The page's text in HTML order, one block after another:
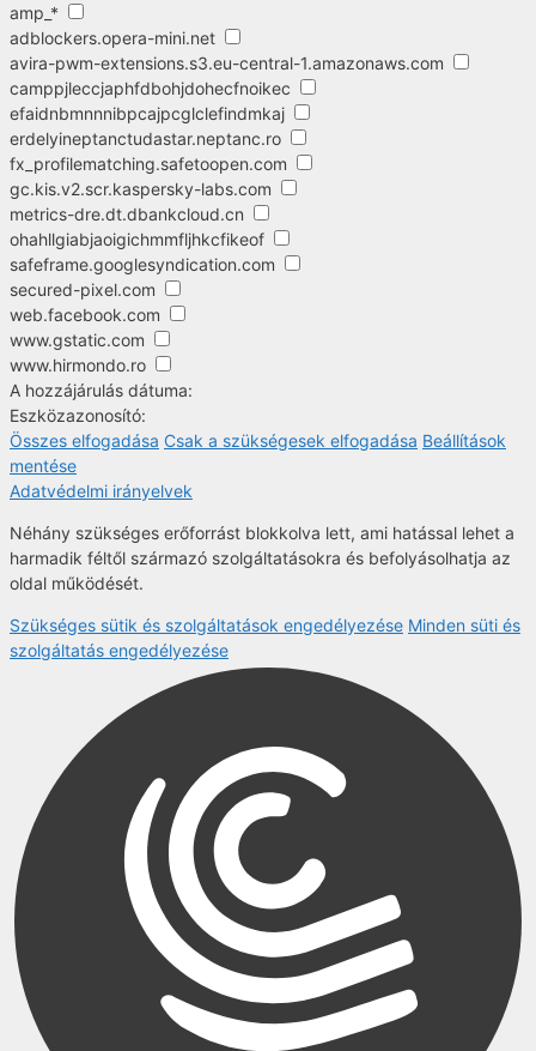
amp_*
adblockers.opera-mini.net
avira-pwm-extensions.s3.eu-central-1.amazonaws.com
camppjleccjaphfdbohjdohecfnoikec
efaidnbmnnnibpcajpcglclefindmkaj
erdelyineptanctudastar.neptanc.ro
fx_profilematching.safetoopen.com
gc.kis.v2.scr.kaspersky-labs.com
metrics-dre.dt.dbankcloud.cn
ohahllgiabjaoigichmmfljhkcfikeof
safeframe.googlesyndication.com
secured-pixel.com
web.facebook.com
www.gstatic.com
www.hirmondo.ro
A hozzájárulás dátuma:
Eszközazonosító:
Összes elfogadása Csak a szükségesek elfogadása Beállítások
mentése
Adatvédelmi irányelvek
Néhány szükséges erőforrást blokkolva lett, ami hatással lehet a
harmadik féltől származó szolgáltatásokra és befolyásolhatja az
oldal működését.
Szükséges sütik és szolgáltatások engedélyezése Minden süti és
szolgáltatás engedélyezése